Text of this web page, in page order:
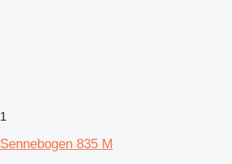
1
Sennebogen 835 M